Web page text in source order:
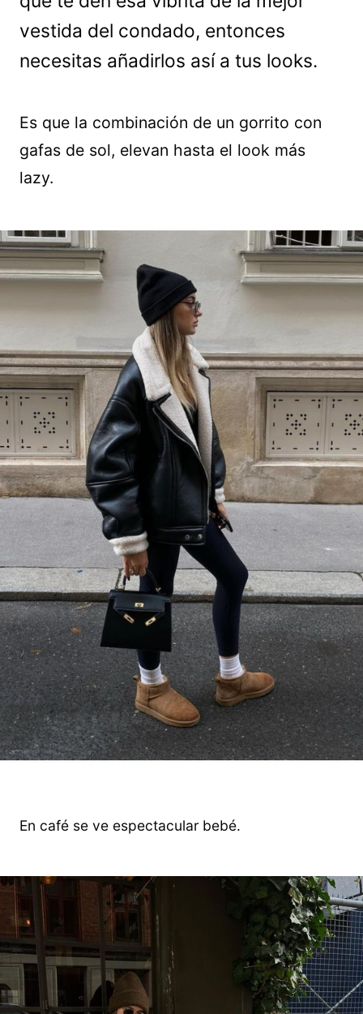
vestida del condado, entonces
necesitas añadirlos así a tus looks.
Es que la combinación de un gorrito con
gafas de sol, elevan hasta el look más
lazy.
En café se ve espectacular bebé.